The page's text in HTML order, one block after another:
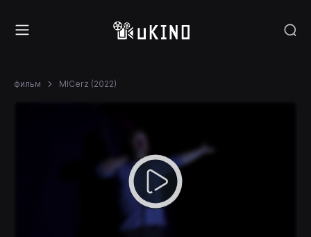
фильм MICerz (2022)